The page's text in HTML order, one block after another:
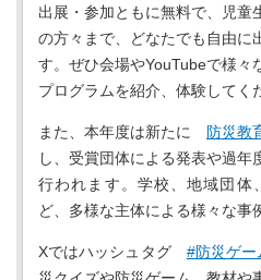
出展・参加ともに無料で、児童
の方々まで、どなたでも自由に
す。ぜひ会場やYouTubeで様々
プログラムを紹介、体験してく
また、本年度は新たに 防災教
し、受賞団体による発表や過年
行われます。学校、地域団体
ど、多様な主体による様々な事
Xではハッシュタグ #防災ゲー